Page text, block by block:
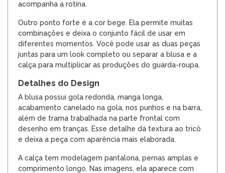
acompanha a rotina.
Outro ponto forte é a cor bege. Ela permite muitas
combinações e deixa o conjunto fácil de usar em
diferentes momentos. Você pode usar as duas peças
juntas para um look completo ou separar a blusa e a
calça para multiplicar as produções do guarda-roupa.
Detalhes do Design
A blusa possui gola redonda, manga longa,
acabamento canelado na gola, nos punhos e na barra,
além de trama trabalhada na parte frontal com
desenho em tranças. Esse detalhe dá textura ao tricô
e deixa a peça com aparência mais elaborada.
A calça tem modelagem pantalona, pernas amplas e
comprimento longo. Nas imagens, ela aparece com